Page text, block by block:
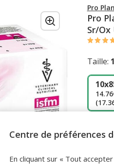
Pro Plan
Pro
Sr/
Taille:
-10%
Centre de préférences
En cliquant sur « Tout